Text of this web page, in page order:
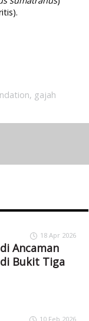
, gajah
18 Apr 2026
Ancaman
Bukit Tiga
10 Feb 2026